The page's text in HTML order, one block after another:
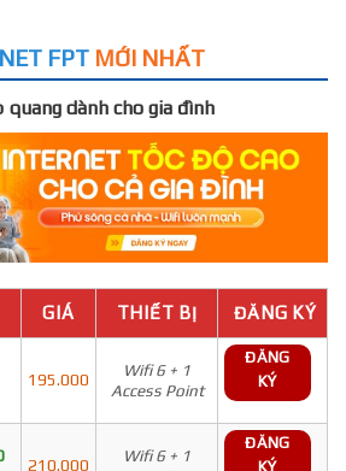
FPT MỚI NHẤT
quang dành cho gia đình
GIÁ THIẾT BỊ ĐĂNG KÝ
195.000
Wifi 6 + 1
Access Point
ĐĂNG
KÝ
210.000
Wifi 6 + 1
ĐĂNG
KÝ